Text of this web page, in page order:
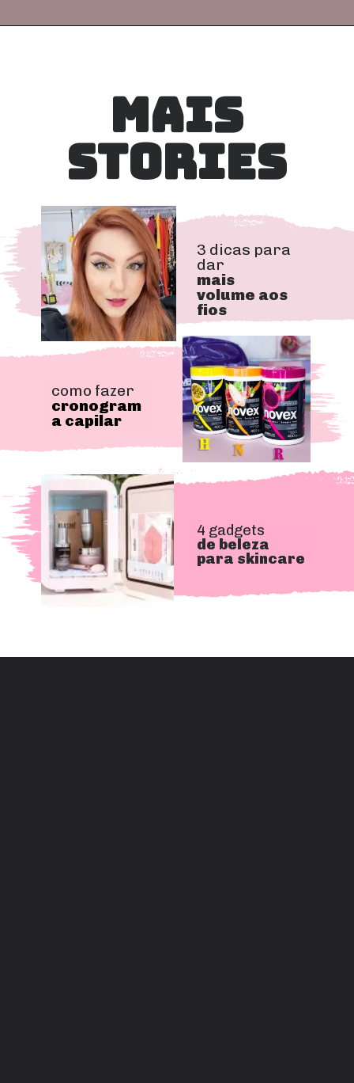
MAIS
STORIES
3 dicas para
dar
mais
volume aos
fios
4 gadgets
de beleza
para skincare
como fazer
cronogram
a capilar